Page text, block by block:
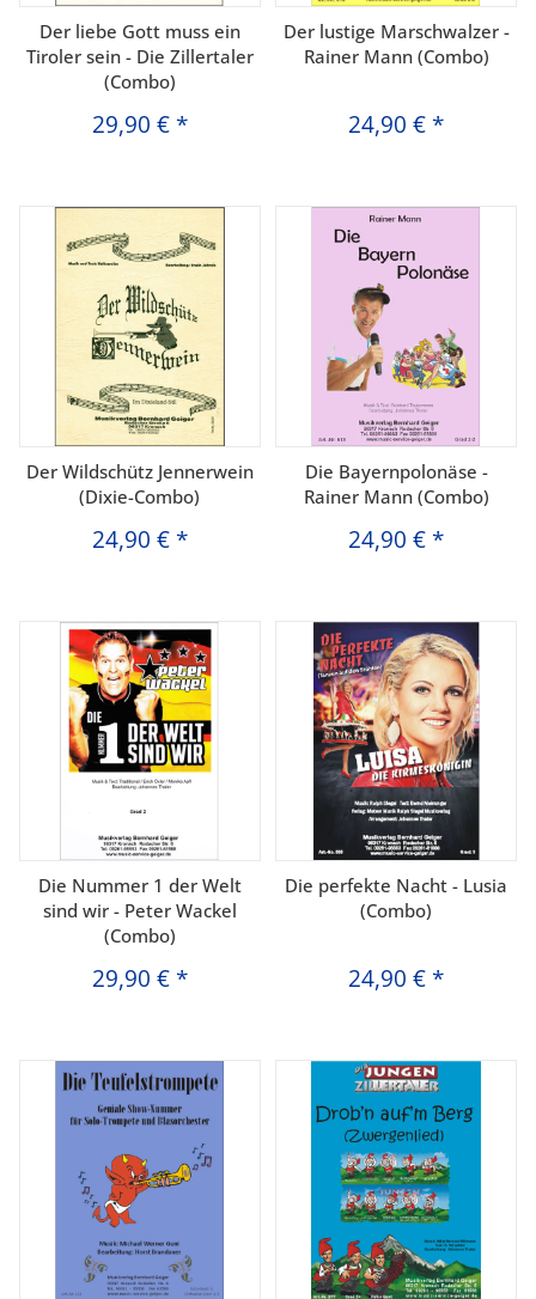
Der liebe Gott muss ein
Tiroler sein - Die Zillertaler
(Combo)
29,90 € *
Der lustige Marschwalzer -
Rainer Mann (Combo)
24,90 € *
Der Wildschütz Jennerwein
(Dixie-Combo)
24,90 € *
Die Bayernpolonäse -
Rainer Mann (Combo)
24,90 € *
Die Nummer 1 der Welt
sind wir - Peter Wackel
(Combo)
29,90 € *
Die perfekte Nacht - Lusia
(Combo)
24,90 € *